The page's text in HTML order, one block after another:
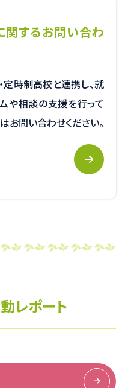
するお問い合わ
時制高校と連携し、就
や相談の支援を行って
お問い合わせください。
レポート